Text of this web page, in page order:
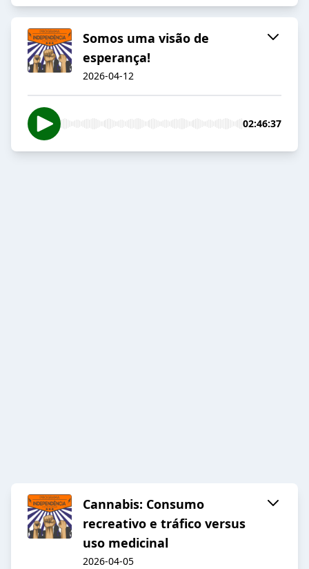
Somos uma visão de
esperança!
2026-04-12
02:46:37
Cannabis: Consumo
recreativo e tráfico versus
uso medicinal
2026-04-05